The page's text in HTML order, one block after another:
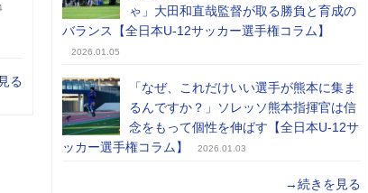
る
ゃ」大田和直哉監督が取る勝負と育成の
バランス【全日本U-12サッカー選手権コラム】
2026.01.05
「なぜ、これだけいい選手が熊本に集ま
るんですか？」ソレッソ熊本指揮官は信
念をもって個性を伸ばす【全日本U-12サ
ッカー選手権コラム】
2026.01.03
→続きを見る